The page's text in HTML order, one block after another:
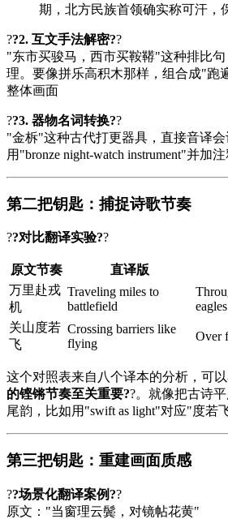
期，北方民族首领确实称可汗，
??2. 互文手法解密??
"东市买骏马，西市买鞍鞯"这种排比
理。要像拼乐高积木那样，组合成"跑
整体画面
??3. 器物名词转换??
"金柝"这种古代打更器具，直接音译
用"bronze night-watch instrument"并加
第二把钥匙：捕捉诗歌节奏
??对比翻译实验??
原文节奏 直译版
万里赴戎
机
Traveling miles to
battlefield
关山度若
飞
Crossing barriers like
flying
Over
这个对照表来自八个译本的分析，可
的铿锵节奏至关重要??。就像把古诗
尾韵，比如用"swift as light"对应"度若
第三把钥匙：重建画面质感
??场景化翻译案例??
原文："当窗理云鬓，对镜帖花黄"